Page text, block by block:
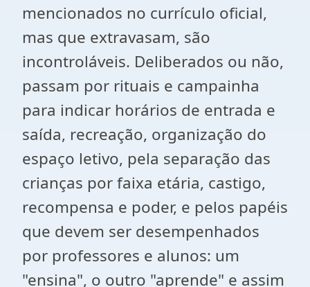
mencionados no currículo oficial,
mas que extravasam, são
incontroláveis. Deliberados ou não,
passam por rituais e campainha
para indicar horários de entrada e
saída, recreação, organização do
espaço letivo, pela separação das
crianças por faixa etária, castigo,
recompensa e poder, e pelos papéis
que devem ser desempenhados
por professores e alunos: um
"ensina", o outro "aprende" e assim